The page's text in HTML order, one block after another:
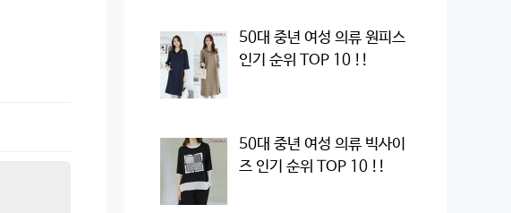
50대 중년 여성 의류 원피스
인기 순위 TOP 10 !!
50대 중년 여성 의류 빅사이
즈 인기 순위 TOP 10 !!